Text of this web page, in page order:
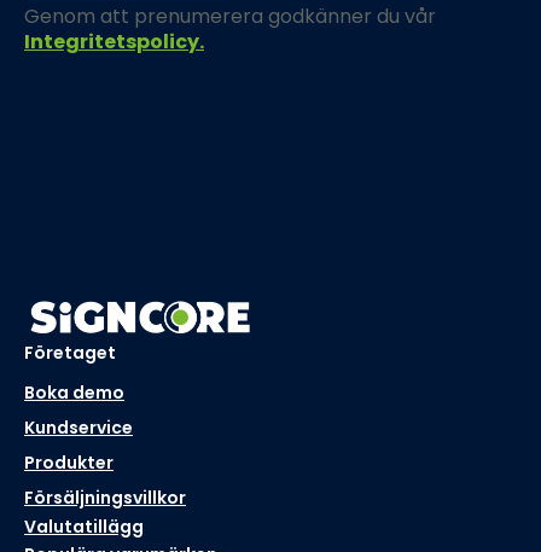
Genom att prenumerera godkänner du vår
Integritetspolicy.
Företaget
Boka demo
Kundservice
Produkter
Försäljningsvillkor
Valutatillägg